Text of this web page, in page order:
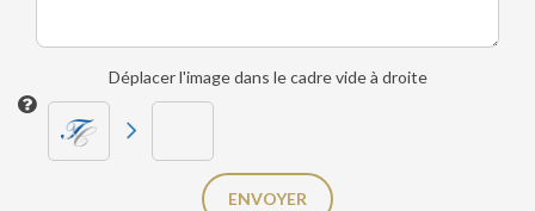
Déplacer l'image dans le cadre vide à droite
ENVOYER